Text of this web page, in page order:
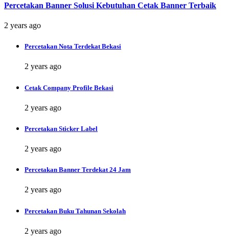
Percetakan Banner Solusi Kebutuhan Cetak Banner Terbaik
2 years ago
Percetakan Nota Terdekat Bekasi
2 years ago
Cetak Company Profile Bekasi
2 years ago
Percetakan Sticker Label
2 years ago
Percetakan Banner Terdekat 24 Jam
2 years ago
Percetakan Buku Tahunan Sekolah
2 years ago